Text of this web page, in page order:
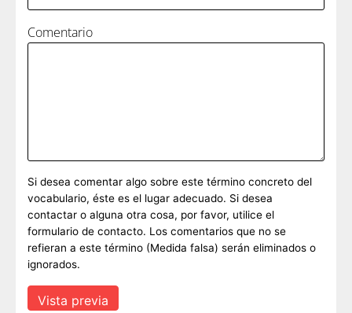
Comentario
Si desea comentar algo sobre este término concreto del
vocabulario, éste es el lugar adecuado. Si desea
contactar o alguna otra cosa, por favor, utilice el
formulario de contacto. Los comentarios que no se
refieran a este término (Medida falsa) serán eliminados o
ignorados.